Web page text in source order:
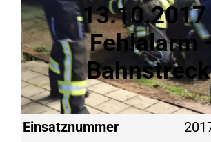
Fehlalarm
Einsatznummer